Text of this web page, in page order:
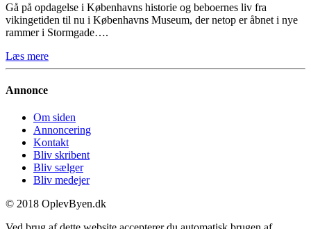
Gå på opdagelse i Københavns historie og beboernes liv fra
vikingetiden til nu i Københavns Museum, der netop er åbnet i nye
rammer i Stormgade….
Læs mere
Annonce
Om siden
Annoncering
Kontakt
Bliv skribent
Bliv sælger
Bliv medejer
© 2018 OplevByen.dk